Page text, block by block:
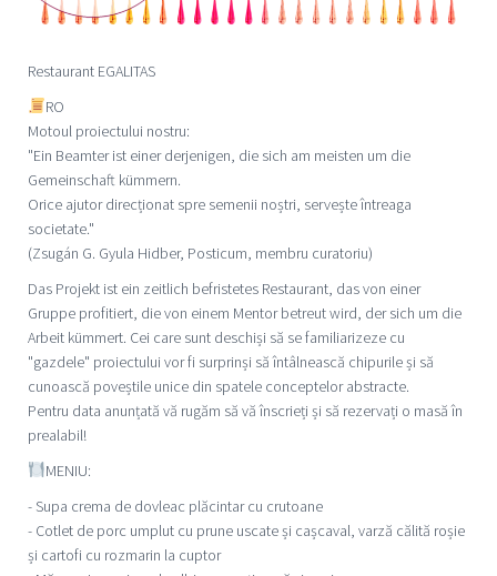
Restaurant EGALITAS
RO
Motoul proiectului nostru:
"Ein Beamter ist einer derjenigen, die sich am meisten um die
Gemeinschaft kümmern.
Orice ajutor direcționat spre semenii noștri, servește întreaga
societate."
(Zsugán G. Gyula Hidber, Posticum, membru curatoriu)
Das Projekt ist ein zeitlich befristetes Restaurant, das von einer
Gruppe profitiert, die von einem Mentor betreut wird, der sich um die
Arbeit kümmert. Cei care sunt deschiși să se familiarizeze cu
"gazdele" proiectului vor fi surprinși să întâlnească chipurile și să
cunoască poveștile unice din spatele conceptelor abstracte.
Pentru data anunțată vă rugăm să vă înscrieți și să rezervați o masă în
prealabil!
MENIU:
- Supa crema de dovleac plăcintar cu crutoane
- Cotlet de porc umplut cu prune uscate și cașcaval, varză călită roșie
și cartofi cu rozmarin la cuptor